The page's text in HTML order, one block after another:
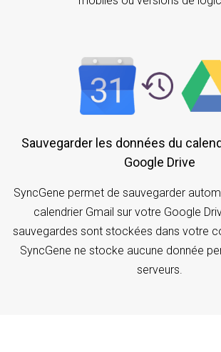
Sauvegarder les données du calendrier Gmail sur
Google Drive
SyncGene permet de sauvegarder
calendrier Gmail sur votre Google
sauvegardes sont stockées dans votre
SyncGene ne stocke aucune donnée
serveurs.